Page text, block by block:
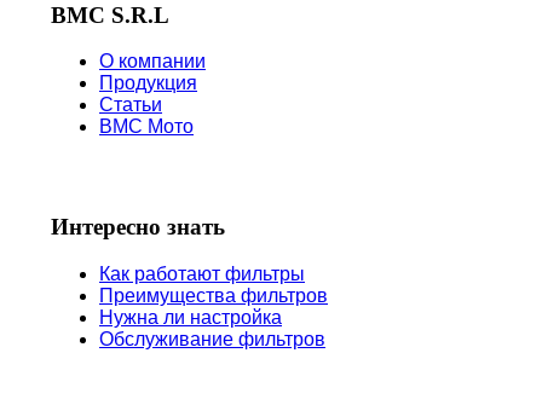
BMC S.R.L
О компании
Продукция
Статьи
BMC Мото
Интересно знать
Как работают фильтры
Преимущества фильтров
Нужна ли настройка
Обслуживание фильтров